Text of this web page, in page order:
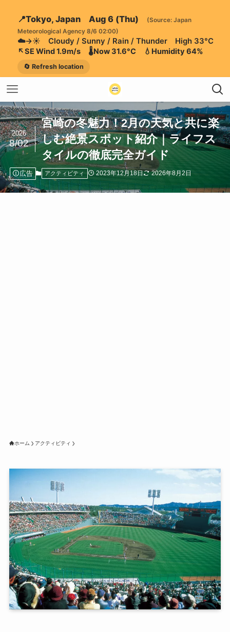
📍Tokyo, Japan Aug 6 (Thu)
(Source: Japan
Meteorological Agency 8/6 02:00)
☁️→☀️ Cloudy / Sunny / Rain / Thunder High 33°C
↖️SE Wind 1.9m/s 🌡️Now 31.6°C 💧Humidity 64%
🔄 Refresh location
宮崎の冬魅力！2月の天気と共に楽
しむ絶景スポット紹介｜ライフス
タイルの徹底完全ガイド
2026
8/02
広告 アクティビティ 2023年12月18日 2026年8月2日
ホーム アクティビティ